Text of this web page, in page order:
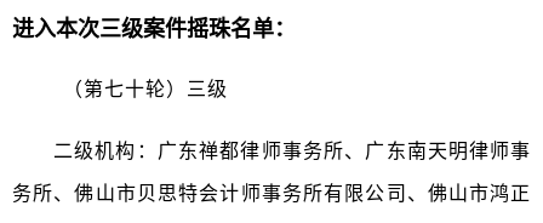
进入本次三级案件摇珠名单：
（第七十轮）三级
二级机构：广东禅都律师事务所、广东南天明律师事
务所、佛山市贝思特会计师事务所有限公司、佛山市鸿正